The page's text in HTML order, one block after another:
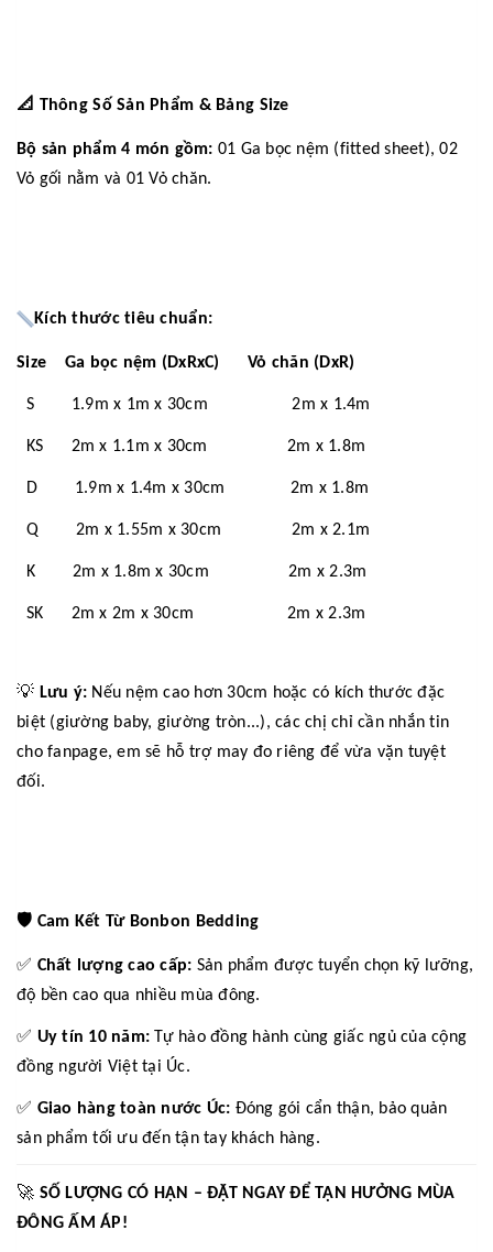
📐 Thông Số Sản Phẩm & Bảng Size
Bộ sản phẩm 4 món gồm: 01 Ga bọc nệm (fitted sheet), 02
Vỏ gối nằm và 01 Vỏ chăn.
Kích thước tiêu chuẩn:
Size Ga bọc nệm (DxRxC) Vỏ chăn (DxR)
S 1.9m x 1m x 30cm 2m x 1.4m
KS 2m x 1.1m x 30cm 2m x 1.8m
D 1.9m x 1.4m x 30cm 2m x 1.8m
Q 2m x 1.55m x 30cm 2m x 2.1m
K 2m x 1.8m x 30cm 2m x 2.3m
SK 2m x 2m x 30cm 2m x 2.3m
💡 Lưu ý: Nếu nệm cao hơn 30cm hoặc có kích thước đặc
biệt (giường baby, giường tròn...), các chị chỉ cần nhắn tin
cho fanpage, em sẽ hỗ trợ may đo riêng để vừa vặn tuyệt
đối.
🛡️ Cam Kết Từ Bonbon Bedding
✅ Chất lượng cao cấp: Sản phẩm được tuyển chọn kỹ lưỡng,
độ bền cao qua nhiều mùa đông.
✅ Uy tín 10 năm: Tự hào đồng hành cùng giấc ngủ của cộng
đồng người Việt tại Úc.
✅ Giao hàng toàn nước Úc: Đóng gói cẩn thận, bảo quản
sản phẩm tối ưu đến tận tay khách hàng.
🚀 SỐ LƯỢNG CÓ HẠN – ĐẶT NGAY ĐỂ TẬN HƯỞNG MÙA
ĐÔNG ẤM ÁP!